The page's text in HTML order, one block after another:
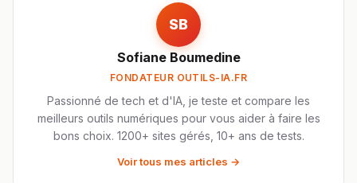
SB
Sofiane Boumedine
FONDATEUR OUTILS-IA.FR
Passionné de tech et d'IA, je teste et compare les
meilleurs outils numériques pour vous aider à faire les
bons choix. 1200+ sites gérés, 10+ ans de tests.
Voir tous mes articles →